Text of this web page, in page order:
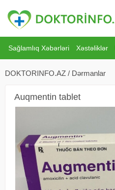
Sağlamlıq Xəbərləri Xəstəliklər
DOKTORINFO.AZ / Dərmanlar
Auqmentin tablet